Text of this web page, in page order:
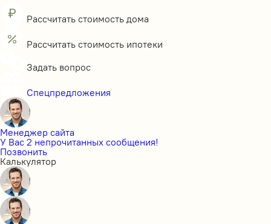
Рассчитать стоимость дома
Рассчитать стоимость ипотеки
Задать вопрос
Спецпредложения
Менеджер сайта
У Вас 2 непрочитанных сообщения!
Позвонить
Калькулятор